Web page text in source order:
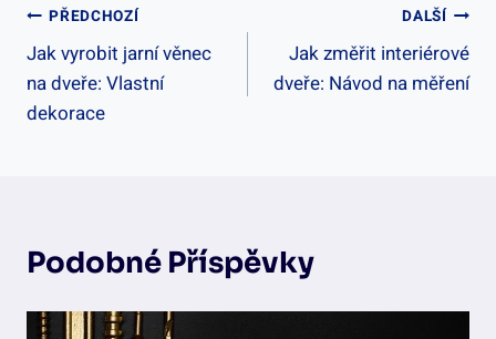
Navigace
Pro
Příspěvek
PŘEDCHOZÍ
Jak vyrobit jarní věnec
na dveře: Vlastní
dekorace
DALŠÍ
Jak změřit interiérové
dveře: Návod na měření
Podobné Příspěvky